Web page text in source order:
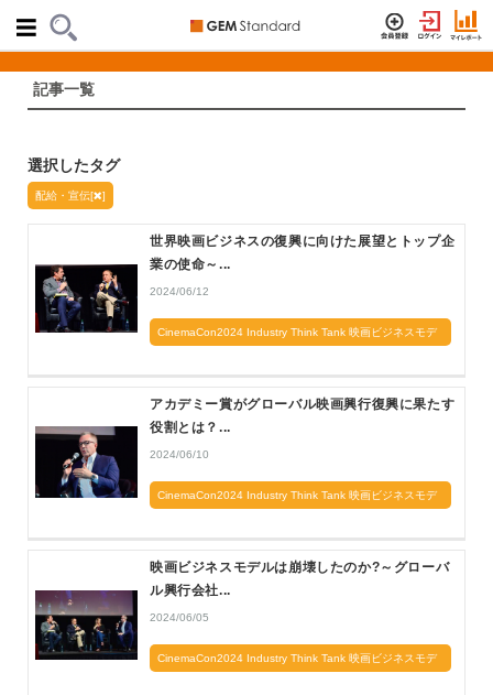
記事一覧
選択したタグ
配給・宣伝[ ]
世界映画ビジネスの復興に向けた展望とトップ企
業の使命～...
2024/06/12
CinemaCon2024 Industry Think Tank 映画ビジネスモデ
アカデミー賞がグローバル映画興行復興に果たす
役割とは？...
2024/06/10
CinemaCon2024 Industry Think Tank 映画ビジネスモデ
映画ビジネスモデルは崩壊したのか?～グローバ
ル興行会社...
2024/06/05
CinemaCon2024 Industry Think Tank 映画ビジネスモデ